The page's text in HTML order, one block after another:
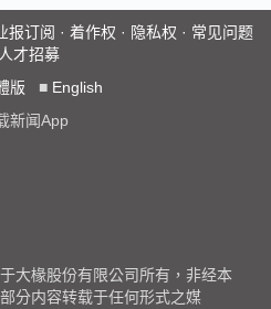
报订阅 · 着作权 · 隐私权 · 常见问题
人才招募
版 ■ English
新闻App
大椽股份有限公司所有，非经本
分内容转载于任何形式之媒